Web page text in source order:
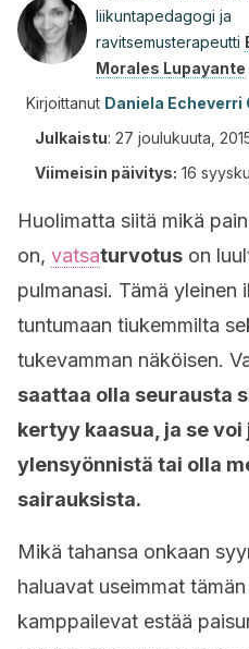
liikuntapedagogi ja
ravitsemusterapeutti
Morales Lupayante
Kirjoittanut Daniela Echeverri
Julkaistu: 27 joulukuuta,
Viimeisin päivitys: 16
Huolimatta siitä mikä
on, vatsaturvotus on
pulmanasi. Tämä yleinen
tuntumaan tiukemmilta
tukevamman näköisen.
saattaa olla seurausta
kertyy kaasua, ja se
ylensyönnistä tai olla
sairauksista.
Mikä tahansa onkaan
haluavat useimmat
kamppailevat estää